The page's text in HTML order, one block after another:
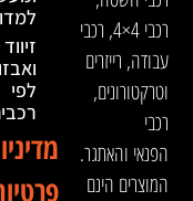
רכבי 4×4, רכבי
עבודה, רייזרים
וטרקטורונים,
רכבי
הפנאי והאתגר.
המוצרים הינם
זיווד
לפי